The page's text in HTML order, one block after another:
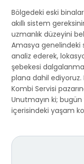
Bölgedeki eski
akıllı sistem
uzmanlık düzeyini
Amasya genelindeki
analiz ederek,
şebekesi
plana dahil ediyoruz.
Kombi Servisi
Unutmayın ki;
içerisindeki yaşam